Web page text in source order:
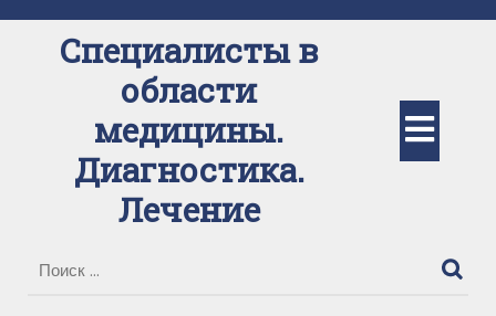
содержимомуСпециалисты в
области
медицины.
Диагностика.
Лечение